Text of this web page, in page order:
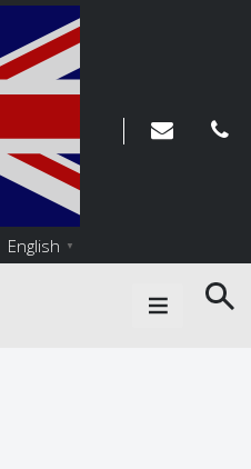
English ▼
Main Navigation